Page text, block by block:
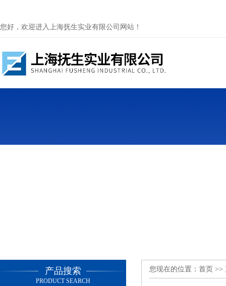
您好，欢迎进入上海抚生实业有限公司网站！
产品搜索
PRODUCT SEARCH
您现在的位置： 首页 >>